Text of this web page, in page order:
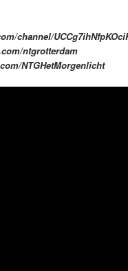
channel/
ntgrotterdam
NTGHetMorgenlicht